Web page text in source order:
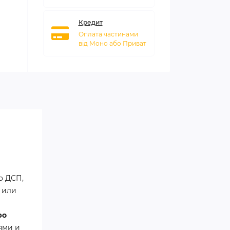
Кредит
Оплата частинами
від Моно або Приват
ДСП,
или
и